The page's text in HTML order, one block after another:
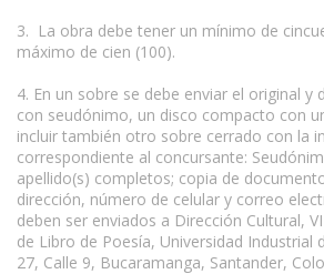
3. La obra debe tener un mínimo de
máximo de cien (100).
4. En un sobre se debe enviar el original y
con seudónimo, un disco compacto con
incluir también otro sobre cerrado con la
correspondiente al concursante:
apellido(s) completos; copia de
dirección, número de celular y correo
deben ser enviados a Dirección Cultural,
de Libro de Poesía, Universidad Industrial
27, Calle 9, Bucaramanga, Santander,